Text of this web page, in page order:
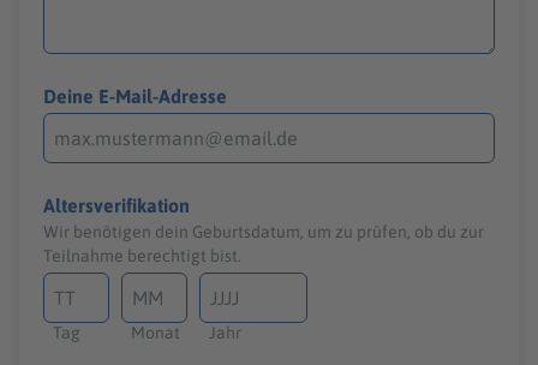
Deine E-Mail-Adresse
Altersverifikation
Wir benötigen dein Geburtsdatum, um zu prüfen, ob du zur
Teilnahme berechtigt bist.
Tag Monat Jahr